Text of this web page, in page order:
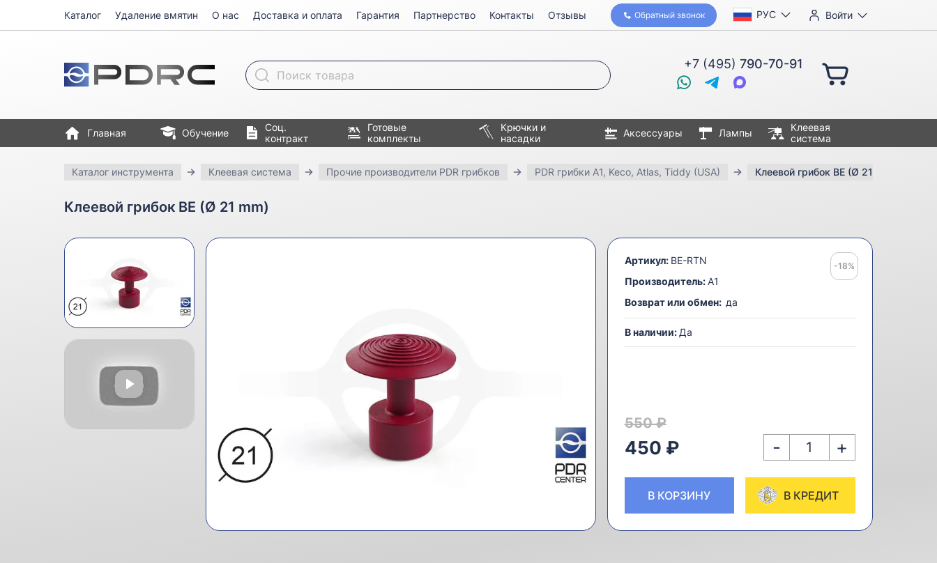
РУС Войти
Обратный звонок
+7 (495) 790-70-91
Поиск товара
Каталог Удаление вмятин О нас Доставка и оплата Гарантия Партнерство Контакты Отзывы
Главная Обучение
Соц.
контракт
Готовые
комплекты
Крючки и
насадки
Аксессуары Лампы
Клеевая
система
Каталог инструмента Клеевая система Прочие производители PDR грибков PDR грибки A1, Keco, Atlas, Tiddy (USA) Клеевой грибок BE (Ø 21 mm)
Клеевой грибок BE (Ø 21 mm)
-18%
Артикул: BE-RTN
Производитель: A1
Возврат или обмен: да
В наличии: Да
550 ₽
450 ₽ - +
В КОРЗИНУ В КРЕДИТ